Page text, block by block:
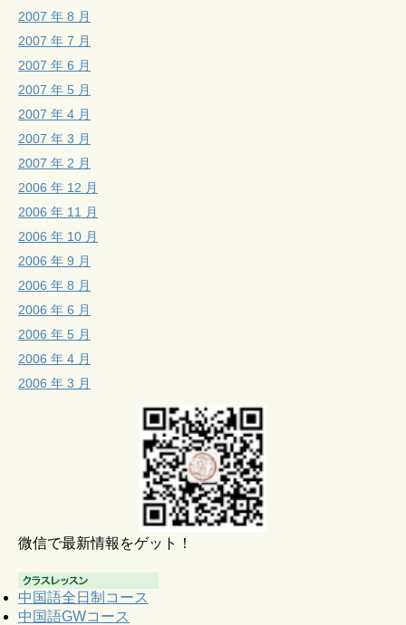
2007 年 8 月
2007 年 7 月
2007 年 6 月
2007 年 5 月
2007 年 4 月
2007 年 3 月
2007 年 2 月
2006 年 12 月
2006 年 11 月
2006 年 10 月
2006 年 9 月
2006 年 8 月
2006 年 6 月
2006 年 5 月
2006 年 4 月
2006 年 3 月
微信で最新情報をゲット！
中国語全日制コース
中国語GWコース